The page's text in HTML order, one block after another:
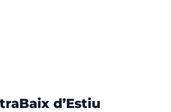
d’Estiu